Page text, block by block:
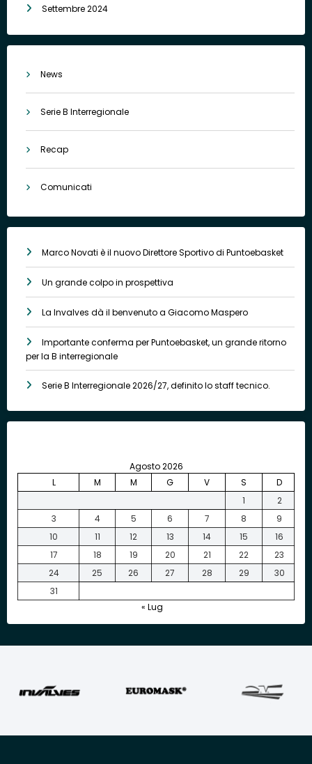
Settembre 2024
News
Serie B Interregionale
Recap
Comunicati
Marco Novati è il nuovo Direttore Sportivo di Puntoebasket
Un grande colpo in prospettiva
La Invalves dà il benvenuto a Giacomo Maspero
Importante conferma per Puntoebasket, un grande ritorno
per la B interregionale
Serie B Interregionale 2026/27, definito lo staff tecnico.
Agosto 2026
L
M M G V S
D
1
2
3
4 5 6 7 8
9
10
11 12 13 14 15
16
17
18 19 20 21 22
23
24
25 26 27 28 29
30
31
« Lug